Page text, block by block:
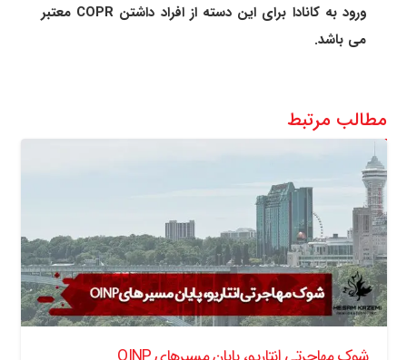
ورود به کانادا برای این دسته از افراد داشتن COPR معتبر
می باشد.
مطالب مرتبط